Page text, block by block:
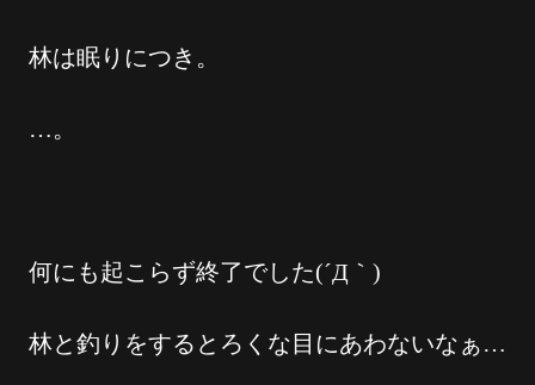
林は眠りにつき。
…。
何にも起こらず終了でした(´Д｀)
林と釣りをするとろくな目にあわないなぁ…